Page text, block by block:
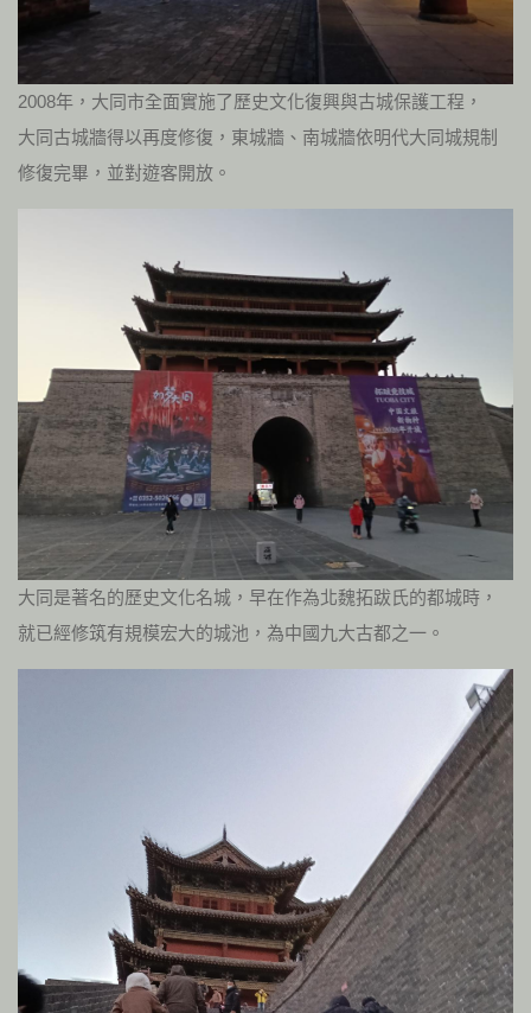
2008年，大同市全面實施了歷史文化復興與古城保護工程，
大同古城牆得以再度修復，東城牆、南城牆依明代大同城規制
修復完畢，並對遊客開放。
大同是著名的歷史文化名城，早在作為北魏拓跋氏的都城時，
就已經修筑有規模宏大的城池，為中國九大古都之一。